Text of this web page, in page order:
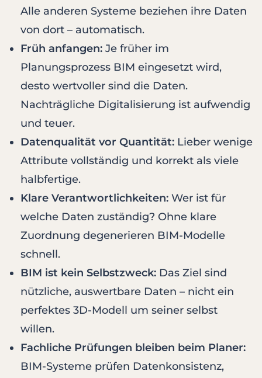
Alle anderen Systeme beziehen ihre Daten
von dort – automatisch.
Früh anfangen: Je früher im
Planungsprozess BIM eingesetzt wird,
desto wertvoller sind die Daten.
Nachträgliche Digitalisierung ist aufwendig
und teuer.
Datenqualität vor Quantität: Lieber wenige
Attribute vollständig und korrekt als viele
halbfertige.
Klare Verantwortlichkeiten: Wer ist für
welche Daten zuständig? Ohne klare
Zuordnung degenerieren BIM-Modelle
schnell.
BIM ist kein Selbstzweck: Das Ziel sind
nützliche, auswertbare Daten – nicht ein
perfektes 3D-Modell um seiner selbst
willen.
Fachliche Prüfungen bleiben beim Planer:
BIM-Systeme prüfen Datenkonsistenz,